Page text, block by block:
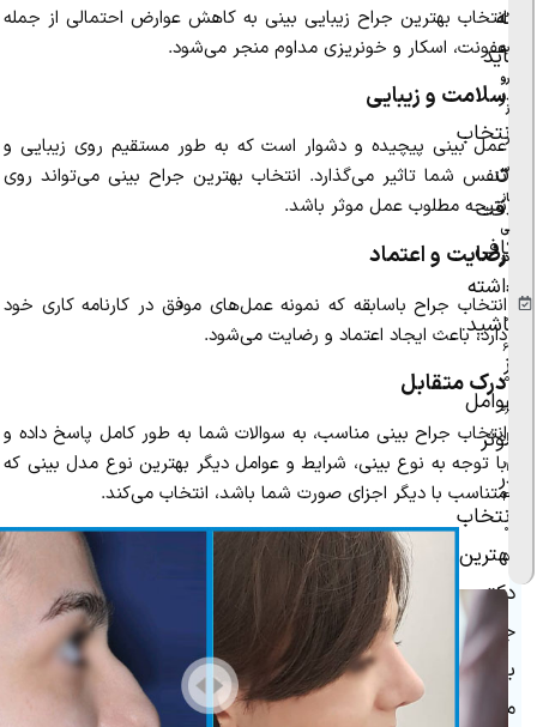
که
باید
در
انتخاب
آن
دقت
کافی
داشته
باشید.
از
عوامل
موثر
در
انتخاب
بهترین
دکتر
جراح
بینی
می‌توان
۲
به‌
رو
ز‌
ر
س
ان
ی
در
:
۰
۶
م
رد
اد
۱
۴
۰
۵
انتخاب بهترین جراح زیبایی بینی به کاهش عوارض احتمالی از جمله
عفونت، اسکار و خونریزی مداوم منجر می‌شود.
سلامت و زیبایی
عمل بینی پیچیده و دشوار است که به طور مستقیم روی زیبایی و
تنفس شما تاثیر می‌گذارد. انتخاب بهترین جراح بینی می‌تواند روی
نتیجه مطلوب عمل موثر باشد.
رضایت و اعتماد
انتخاب جراح باسابقه که نمونه عمل‌های موفق در کارنامه کاری خود
دارد، باعث ایجاد اعتماد و رضایت می‌شود.
درک متقابل
انتخاب جراح بینی مناسب، به سوالات شما به طور کامل پاسخ داده و
با توجه به نوع بینی، شرایط و عوامل دیگر بهترین نوع مدل بینی که
متناسب با دیگر اجزای صورت شما باشد، انتخاب می‌کند.